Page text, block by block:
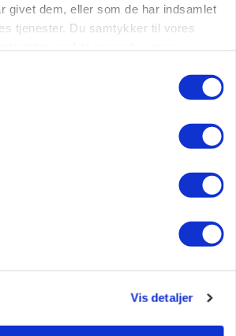
givet dem, eller som de har indsamlet
tjenester. Du samtykker til vores
Vis detaljer
står stille